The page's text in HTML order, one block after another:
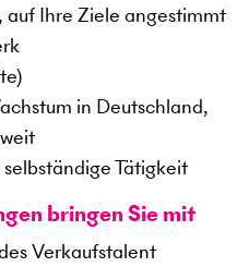
auf Ihre Ziele angestimmt
in Deutschland,
Tätigkeit
bringen Sie mit
Verkaufstalent